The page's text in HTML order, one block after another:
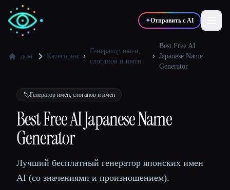
✦Отправить с AI
💻 Разработчики 📈Маркетологи
🎓Студенты
дом Категории
Генератор имен,
слоганов и имён
Best Free AI
Japanese Name
Generator
🏷️Генератор имен, слоганов и имён
Best Free AI Japanese Name
Generator
Лучший бесплатный генератор японских имен
AI (со значениями и произношением).